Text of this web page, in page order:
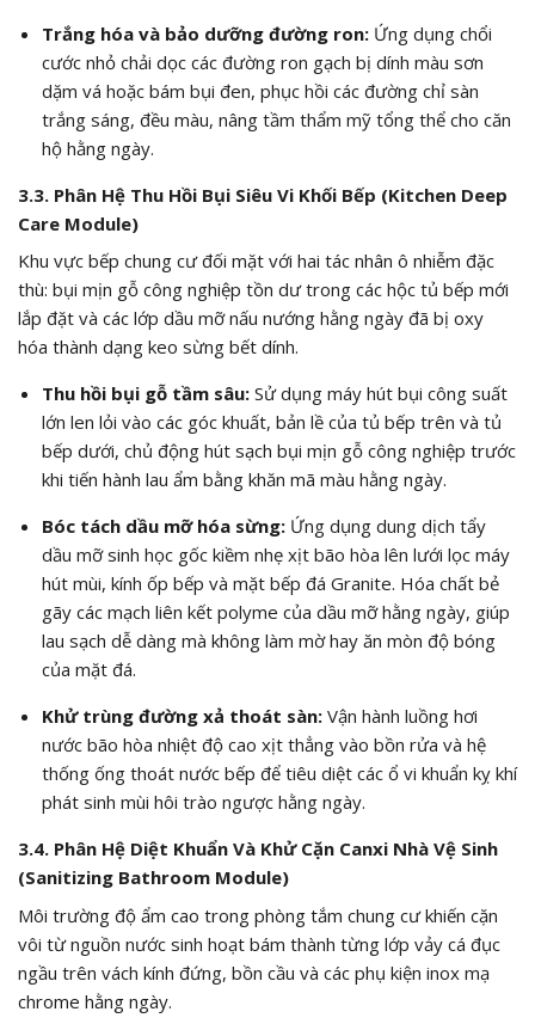
Trắng hóa và bảo dưỡng đường ron:Ứng dụng chổi
cước nhỏ chải dọc các đường ron gạch bị dính màu sơn
dặm vá hoặc bám bụi đen, phục hồi các đường chỉ sàn
trắng sáng, đều màu, nâng tầm thẩm mỹ tổng thể cho căn
hộ hằng ngày.
3.3. Phân Hệ Thu Hồi Bụi Siêu Vi Khối Bếp (Kitchen Deep
Care Module)
Khu vực bếp chung cư đối mặt với hai tác nhân ô nhiễm đặc
thù: bụi mịn gỗ công nghiệp tồn dư trong các hộc tủ bếp mới
lắp đặt và các lớp dầu mỡ nấu nướng hằng ngày đã bị oxy
hóa thành dạng keo sừng bết dính.
Thu hồi bụi gỗ tầm sâu:Sử dụng máy hút bụi công suất
lớn len lỏi vào các góc khuất, bản lề của tủ bếp trên và tủ
bếp dưới, chủ động hút sạch bụi mịn gỗ công nghiệp trước
khi tiến hành lau ẩm bằng khăn mã màu hằng ngày.
Bóc tách dầu mỡ hóa sừng:Ứng dụng dung dịch tẩy
dầu mỡ sinh học gốc kiềm nhẹ xịt bão hòa lên lưới lọc máy
hút mùi, kính ốp bếp và mặt bếp đá Granite. Hóa chất bẻ
gãy các mạch liên kết polyme của dầu mỡ hằng ngày, giúp
lau sạch dễ dàng mà không làm mờ hay ăn mòn độ bóng
của mặt đá.
Khử trùng đường xả thoát sàn:Vận hành luồng hơi
nước bão hòa nhiệt độ cao xịt thẳng vào bồn rửa và hệ
thống ống thoát nước bếp để tiêu diệt các ổ vi khuẩn kỵ khí
phát sinh mùi hôi trào ngược hằng ngày.
3.4. Phân Hệ Diệt Khuẩn Và Khử Cặn Canxi Nhà Vệ Sinh
(Sanitizing Bathroom Module)
Môi trường độ ẩm cao trong phòng tắm chung cư khiến cặn
vôi từ nguồn nước sinh hoạt bám thành từng lớp vảy cá đục
ngầu trên vách kính đứng, bồn cầu và các phụ kiện inox mạ
chrome hằng ngày.